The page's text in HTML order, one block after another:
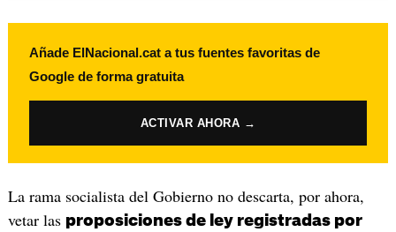
Añade ElNacional.cat a tus fuentes favoritas de
Google de forma gratuita
ACTIVAR AHORA →
La rama socialista del Gobierno no descarta, por ahora,
vetar las proposiciones de ley registradas por